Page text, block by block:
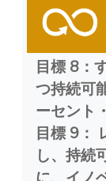
目標 8：
つ持続可
ーセント
目標 9：
し、持続